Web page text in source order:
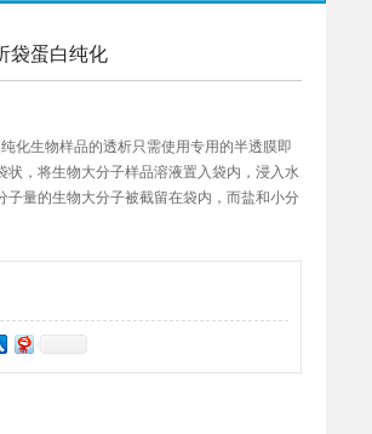
袋蛋白纯化
化生物样品的透析只需使用专用的半透膜即
状，将生物大分子样品溶液置入袋内，浸入水
子量的生物大分子被截留在袋内，而盐和小分
到袋内、外两边的浓度达到平衡。